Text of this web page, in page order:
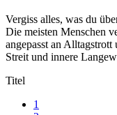
Vergiss alles, was du
Die meisten Menschen
angepasst an
Streit und innere
Titel
Seite
1